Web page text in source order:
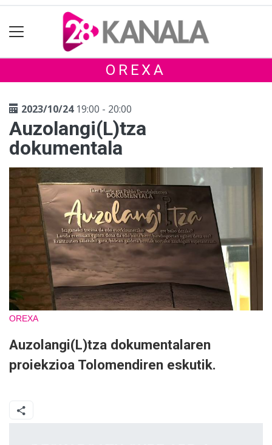
OREXA
2023/10/2419:00 - 20:00
Auzolangi(L)tza
dokumentala
OREXA
Auzolangi(L)tza dokumentalaren
proiekzioa Tolomendiren eskutik.